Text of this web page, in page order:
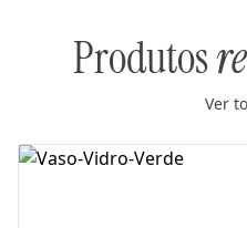
Produtos
Ver